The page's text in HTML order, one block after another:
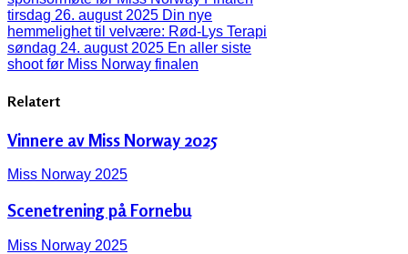
tirsdag 26. august 2025 Din nye
hemmelighet til velvære: Rød-Lys Terapi
søndag 24. august 2025 En aller siste
shoot før Miss Norway finalen
Relatert
Vinnere av Miss Norway 2025
Miss Norway 2025
Scenetrening på Fornebu
Miss Norway 2025